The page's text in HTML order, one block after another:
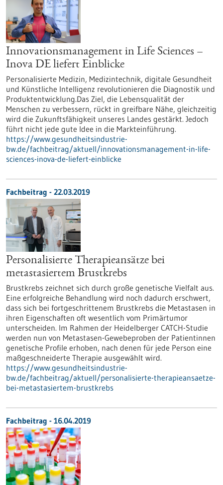
Innovationsmanagement in Life Sciences –
Inova DE liefert Einblicke
Personalisierte Medizin, Medizintechnik, digitale Gesundheit
und Künstliche Intelligenz revolutionieren die Diagnostik und
Produktentwicklung.Das Ziel, die Lebensqualität der
Menschen zu verbessern, rückt in greifbare Nähe, gleichzeitig
wird die Zukunftsfähigkeit unseres Landes gestärkt. Jedoch
führt nicht jede gute Idee in die Markteinführung.
https://www.gesundheitsindustrie-
bw.de/fachbeitrag/aktuell/innovationsmanagement-in-life-
sciences-inova-de-liefert-einblicke
Fachbeitrag - 22.03.2019
Personalisierte Therapieansätze bei
metastasiertem Brustkrebs
Brustkrebs zeichnet sich durch große genetische Vielfalt aus.
Eine erfolgreiche Behandlung wird noch dadurch erschwert,
dass sich bei fortgeschrittenem Brustkrebs die Metastasen in
ihren Eigenschaften oft wesentlich vom Primärtumor
unterscheiden. Im Rahmen der Heidelberger CATCH-Studie
werden nun von Metastasen-Gewebeproben der Patientinnen
genetische Profile erhoben, nach denen für jede Person eine
maßgeschneiderte Therapie ausgewählt wird.
https://www.gesundheitsindustrie-
bw.de/fachbeitrag/aktuell/personalisierte-therapieansaetze-
bei-metastasiertem-brustkrebs
Fachbeitrag - 16.04.2019